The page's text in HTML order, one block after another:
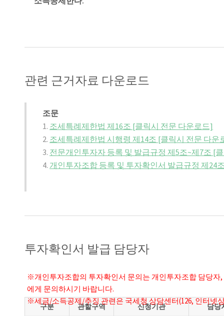
관련 근거자료 다운로드
조문
1. 조세특례제한법 제16조 [클릭시 전문 다운로드]
2. 조세특례제한법 시행령 제14조 [클릭시 전문 다운
3. 전문개인투자자 등록 및 발급규정 제5조~제7조 [
4. 개인투자조합 등록 및 투자확인서 발급규정 제24
투자확인서 발급 담당자
※개인투자조합의 투자확인서 문의는 개인투자조합 담당
에게 문의하시기 바랍니다.
※세금/소득공제/추징 관련은 국세청 상담센터(126, 인터넷
구분 관할구역 신청기관 담당